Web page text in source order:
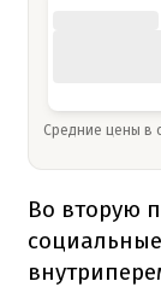
Средние цены в
Во вторую